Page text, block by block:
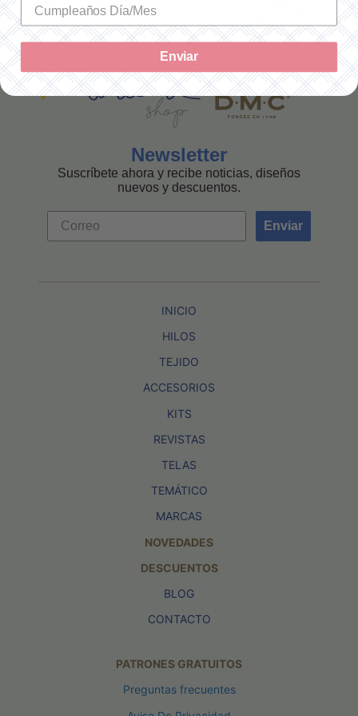
Newsletter
Suscríbete ahora y recibe noticias, diseños
nuevos y descuentos.
Enviar
INICIO
HILOS
TEJIDO
ACCESORIOS
KITS
REVISTAS
TELAS
TEMÁTICO
MARCAS
NOVEDADES
DESCUENTOS
BLOG
CONTACTO
PATRONES GRATUITOS
Preguntas frecuentes
Enviar